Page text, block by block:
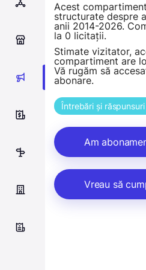
0
0
0
Acest
structurate despre
anii 2014-2026.
la 0 licitații.
Stimate vizitator,
compartiment are
Vă rugăm să
abonare.
Întrebări și
Am
Vreau să